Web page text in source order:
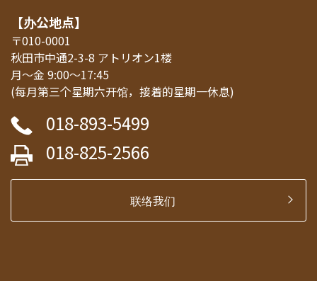
【办公地点】
〒010-0001
秋田市中通2-3-8 アトリオン1楼
月～金 9:00～17:45
(每月第三个星期六开馆，接着的星期一休息)
018-893-5499
018-825-2566
联络我们